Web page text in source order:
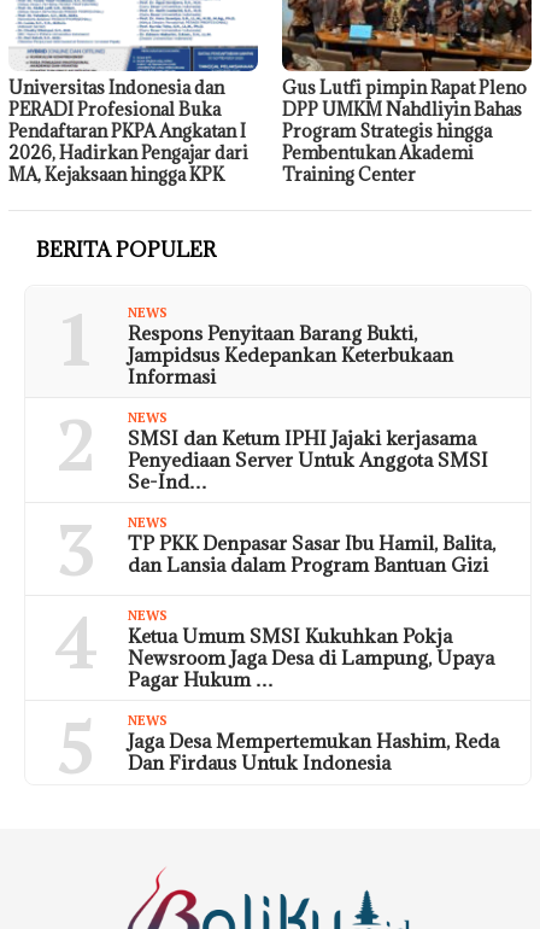
Universitas Indonesia dan
PERADI Profesional Buka
Pendaftaran PKPA Angkatan I
2026, Hadirkan Pengajar dari
MA, Kejaksaan hingga KPK
Gus Lutfi pimpin Rapat Pleno
DPP UMKM Nahdliyin Bahas
Program Strategis hingga
Pembentukan Akademi
Training Center
BERITA POPULER
1 NEWS
Respons Penyitaan Barang Bukti,
Jampidsus Kedepankan Keterbukaan
Informasi
2 NEWS
SMSI dan Ketum IPHI Jajaki kerjasama
Penyediaan Server Untuk Anggota SMSI
Se-Ind…
3 NEWS
TP PKK Denpasar Sasar Ibu Hamil, Balita,
dan Lansia dalam Program Bantuan Gizi
4 NEWS
Ketua Umum SMSI Kukuhkan Pokja
Newsroom Jaga Desa di Lampung, Upaya
Pagar Hukum …
5 NEWS
Jaga Desa Mempertemukan Hashim, Reda
Dan Firdaus Untuk Indonesia